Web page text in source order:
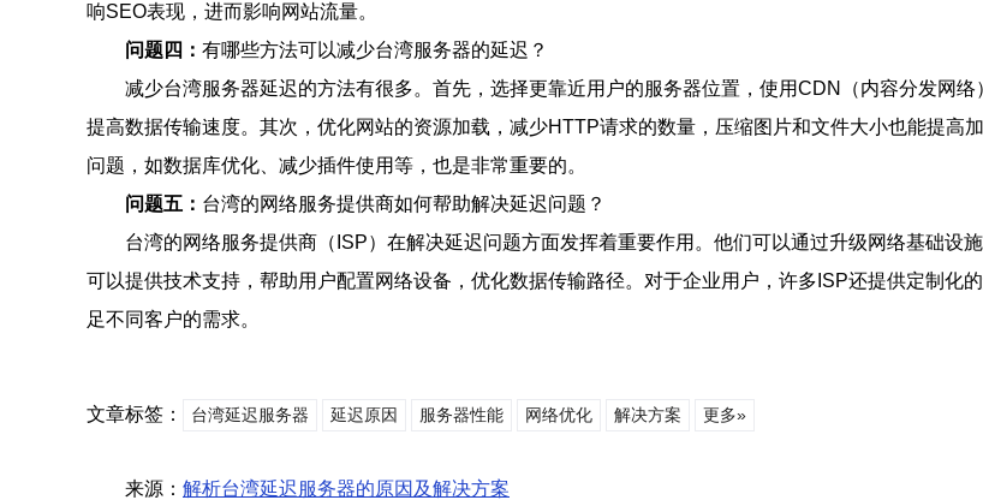
响SEO表现，进而影响网站流量。
问题四： 有哪些方法可以减少台湾服务器的延迟？
减少台湾服务器延迟的方法有很多。首先，选择更靠近用户的服务器位置，使用CDN（内容分发网
提高数据传输速度。其次，优化网站的资源加载，减少HTTP请求的数量，压缩图片和文件大小也能提高
问题，如数据库优化、减少插件使用等，也是非常重要的。
问题五： 台湾的网络服务提供商如何帮助解决延迟问题？
台湾的网络服务提供商（ISP）在解决延迟问题方面发挥着重要作用。他们可以通过升级网络基础设
可以提供技术支持，帮助用户配置网络设备，优化数据传输路径。对于企业用户，许多ISP还提供定制化
足不同客户的需求。
文章标签： 台湾延迟服务器 延迟原因 服务器性能 网络优化 解决方案 更多»
来源： 解析台湾延迟服务器的原因及解决方案